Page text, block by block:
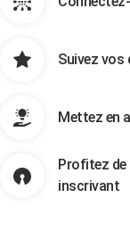
Suivez vos
Mettez en
Profitez de
inscrivant